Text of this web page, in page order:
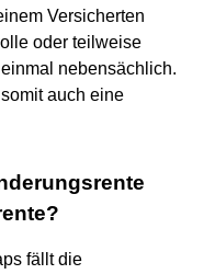
Versicherten
oder teilweise
nebensächlich.
auch eine
fällt die